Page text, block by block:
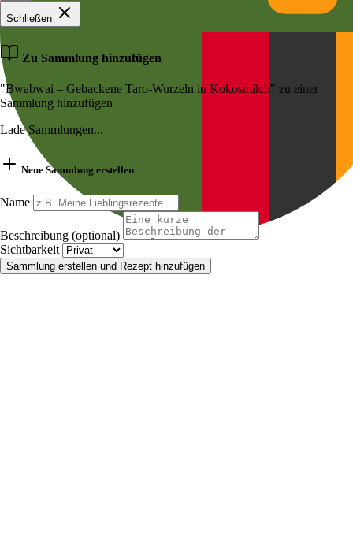
Schließen
Zu Sammlung hinzufügen
"Bwabwai – Gebackene Taro-Wurzeln in Kokosmilch" zu einer
Sammlung hinzufügen
Lade Sammlungen...
Neue Sammlung erstellen
Name
Beschreibung (optional)
Sichtbarkeit
Sammlung erstellen und Rezept hinzufügen